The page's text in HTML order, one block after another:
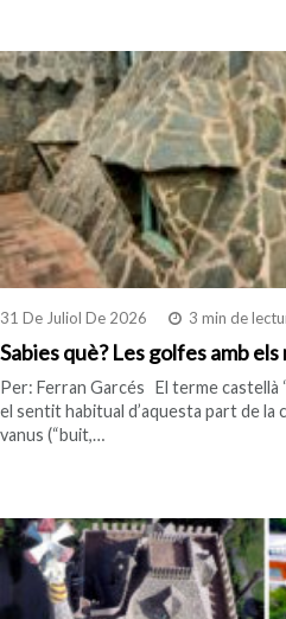
31 De Juliol De 2026 3 min de
Sabies què? Les golfes amb
Per: Ferran Garcés El terme castellà
el sentit habitual d’aquesta part de la
vanus (“buit,…